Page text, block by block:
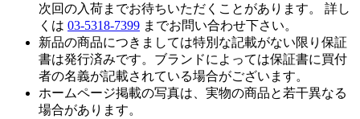
次回の入荷までお待ちいただくことがあります。 詳し
くは 03-5318-7399 までお問い合わせ下さい。
新品の商品につきましては特別な記載がない限り保証
書は発行済みです。ブランドによっては保証書に買付
者の名義が記載されている場合がございます。
ホームページ掲載の写真は、実物の商品と若干異なる
場合があります。